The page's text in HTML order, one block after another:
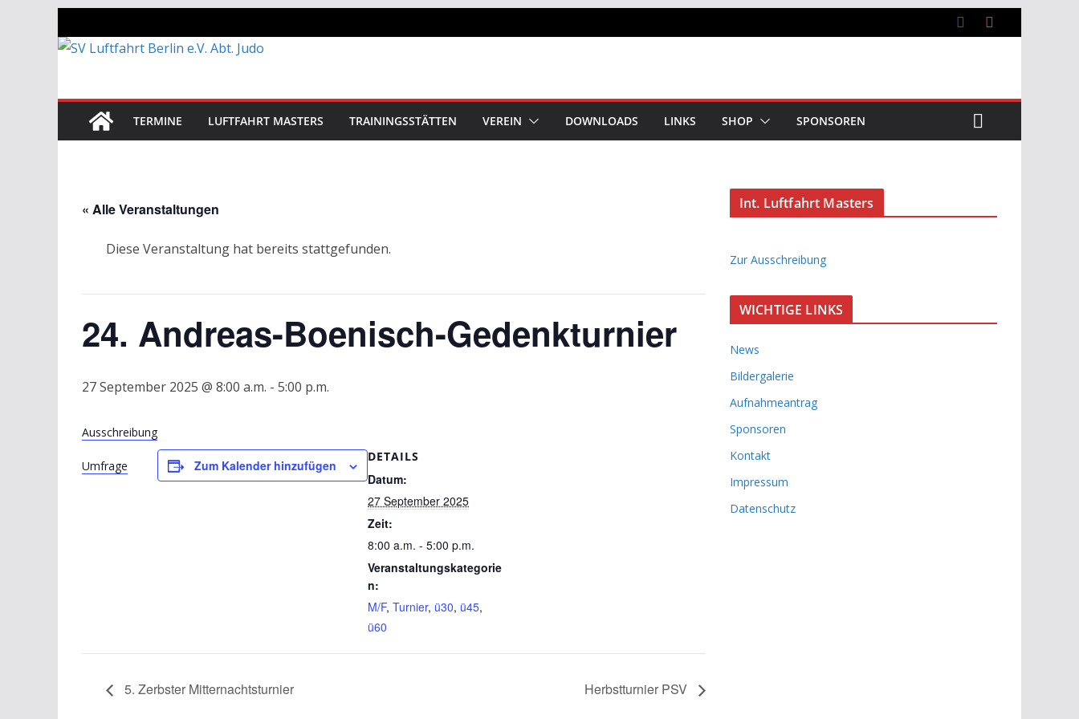
Inhalt
TERMINE LUFTFAHRT MASTERS TRAININGSSTÄTTEN VEREIN DOWNLOADS LINKS SHOP SPONSOREN
« Alle Veranstaltungen
Diese Veranstaltung hat bereits stattgefunden.
24. Andreas-Boenisch-Gedenkturnier
27 September 2025 @ 8:00 a.m. - 5:00 p.m.
Ausschreibung
Umfrage Zum Kalender hinzufügen
DETAILS
Datum:
27 September 2025
Zeit:
8:00 a.m. - 5:00 p.m.
Veranstaltungskategorie
n:
M/F, Turnier, ü30, ü45,
ü60
5. Zerbster Mitternachtsturnier Herbstturnier PSV
Int. Luftfahrt Masters
Zur Ausschreibung
WICHTIGE LINKS
News
Bildergalerie
Aufnahmeantrag
Sponsoren
Kontakt
Impressum
Datenschutz